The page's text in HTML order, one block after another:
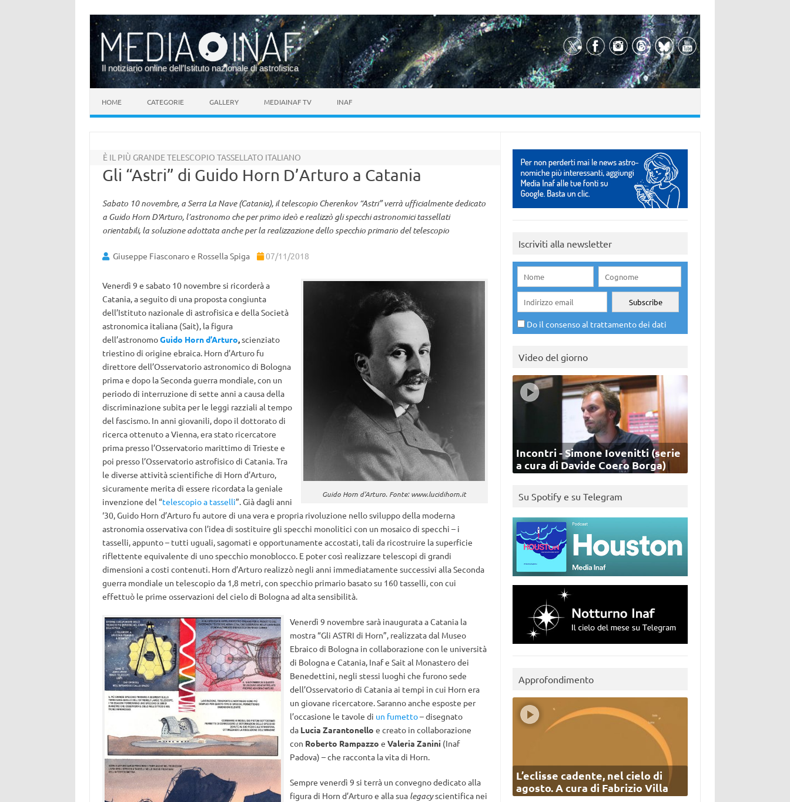
Il notiziario online dell’Istituto nazionale di astrofisica
HOME CATEGORIE GALLERY MEDIAINAF TV INAF
È IL PIÙ GRANDE TELESCOPIO TASSELLATO ITALIANO
Gli “Astri” di Guido Horn D’Arturo a Catania
Sabato 10 novembre, a Serra La Nave (Catania), il telescopio Cherenkov “Astri” verrà ufficialmente dedicato
a Guido Horn D'Arturo, l’astronomo che per primo ideò e realizzò gli specchi astronomici tassellati
orientabili, la soluzione adottata anche per la realizzazione dello specchio primario del telescopio
Giuseppe Fiasconaro e Rossella Spiga 07/11/2018
Guido Horn d’Arturo. Fonte: www.lucidihorn.it
Venerdì 9 e sabato 10 novembre si ricorderà a
Catania, a seguito di una proposta congiunta
dell’Istituto nazionale di astrofisica e della Società
astronomica italiana (Sait), la figura
dell’astronomoGuido Horn d’Arturo,scienziato
triestino di origine ebraica. Horn d’Arturo fu
direttore dell’Osservatorio astronomico di Bologna
prima e dopo la Seconda guerra mondiale, con un
periodo di interruzione di sette anni a causa della
discriminazione subita per le leggi razziali al tempo
del fascismo. In anni giovanili, dopo il dottorato di
ricerca ottenuto a Vienna, era stato ricercatore
prima presso l’Osservatorio marittimo di Trieste e
poi presso l’Osservatorio astrofisico di Catania. Tra
le diverse attività scientifiche di Horn d’Arturo,
sicuramente merita di essere ricordata la geniale
invenzione del “telescopio a tasselli”. Già dagli anni
‘30, Guido Horn d’Arturo fu autore di una vera e propria rivoluzione nello sviluppo della moderna
astronomia osservativa con l’idea di sostituire gli specchi monolitici con un mosaico di specchi – i
tasselli, appunto – tutti uguali, sagomati e opportunamente accostati, tali da ricostruire la superficie
riflettente equivalente di uno specchio monoblocco. E poter così realizzare telescopi di grandi
dimensioni a costi contenuti. Horn d’Arturo realizzò negli anni immediatamente successivi alla Seconda
guerra mondiale un telescopio da 1,8 metri, con specchio primario basato su 160 tasselli, con cui
effettuò le prime osservazioni del cielo di Bologna ad alta sensibilità.
Venerdì 9 novembre sarà inaugurata a Catania la
mostra “Gli ASTRI di Horn”, realizzata dal Museo
Ebraico di Bologna in collaborazione con le università
di Bologna e Catania, Inaf e Sait al Monastero dei
Benedettini, negli stessi luoghi che furono sede
dell’Osservatorio di Catania ai tempi in cui Horn era
un giovane ricercatore. Saranno anche esposte per
l’occasione le tavole di un fumetto– disegnato
da Lucia Zarantonello e creato in collaborazione
con Roberto Rampazzo e Valeria Zanini (Inaf
Padova) – che racconta la vita di Horn.
Sempre venerdì 9 si terrà un convegno dedicato alla
figura di Horn d’Arturo e alla sua legacyscientifica nei
Iscriviti alla newsletter
Do il consenso al trattamento dei dati
Video del giorno
Incontri - Simone Iovenitti (serie
a cura di Davide Coero Borga)
Su Spotify e su Telegram
Approfondimento
L’eclisse cadente, nel cielo di
agosto. A cura di Fabrizio Villa